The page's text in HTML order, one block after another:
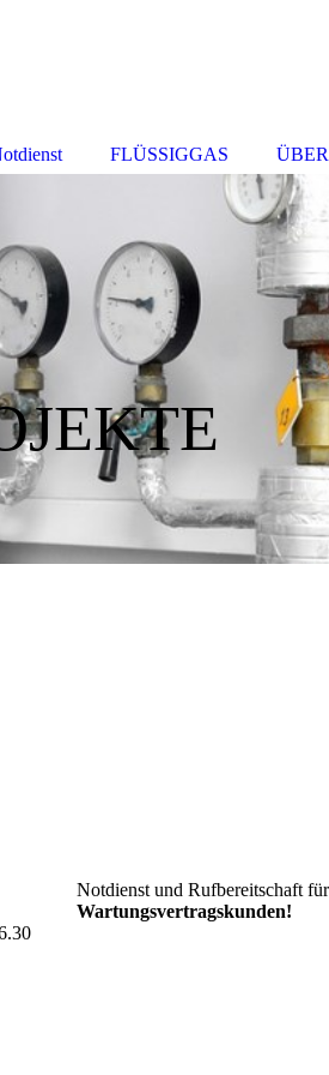
Notdienst und Rufbereitschaft
Wartungsvertragskunden!
FLÜSSIGGAS